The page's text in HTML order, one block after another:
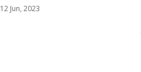
12 Jun, 2023